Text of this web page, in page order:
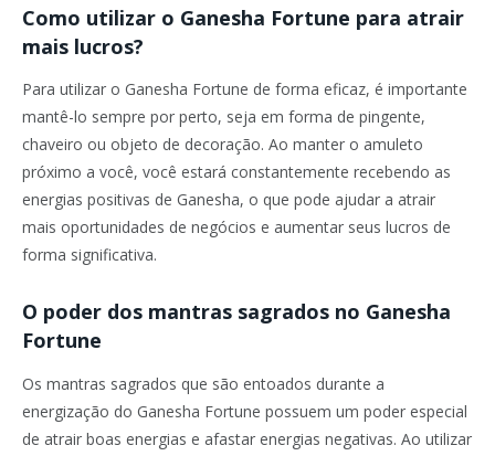
Como utilizar o Ganesha Fortune para atrair
mais lucros?
Para utilizar o Ganesha Fortune de forma eficaz, é importante
mantê-lo sempre por perto, seja em forma de pingente,
chaveiro ou objeto de decoração. Ao manter o amuleto
próximo a você, você estará constantemente recebendo as
energias positivas de Ganesha, o que pode ajudar a atrair
mais oportunidades de negócios e aumentar seus lucros de
forma significativa.
O poder dos mantras sagrados no Ganesha
Fortune
Os mantras sagrados que são entoados durante a
energização do Ganesha Fortune possuem um poder especial
de atrair boas energias e afastar energias negativas. Ao utilizar